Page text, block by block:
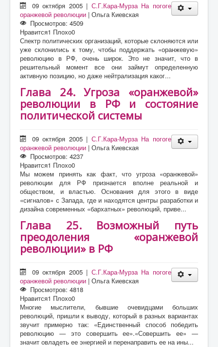
09 октября 2005 | С.Г.Кара-Мурза На погоге
оранжевой революции | Ольга Киевская
Просмотров: 4509
Нравится1 Плохо0
Спектр политических организаций, которые склоняются или
уже склонились к тому, чтобы поддержать «оранжевую»
революцию в РФ, очень широк. Это не значит, что в
решительный момент все они займут определенную
активную позицию, но даже нейтрализация каког...
Глава 24. Угроза «оранжевой»
революции в РФ и состояние
политической системы
09 октября 2005 | С.Г.Кара-Мурза На погоге
оранжевой революции | Ольга Киевская
Просмотров: 4237
Нравится1 Плохо0
Мы можем принять как факт, что угроза «оранжевой»
революции для РФ признается вполне реальной и
обществом, и властью. Основания для этого в виде
«сигналов» с Запада, где и находятся центры разработки и
дизайна современных «бархатных» революций, приве...
Глава 25. Возможный путь
преодоления «оранжевой
революции» в РФ
09 октября 2005 | С.Г.Кара-Мурза На погоге
оранжевой революции | Ольга Киевская
Просмотров: 4818
Нравится1 Плохо0
Многие мыслители, бывшие очевидцами больших
революций, пришли к выводу, который в разных вариантах
звучит примерно так: «Единственный способ победить
революцию — это совершить ее».«Совершить ее» —
значит овладеть ее энергией и перенаправить ее на ины...